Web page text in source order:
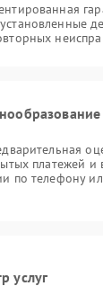
платежей и
по телефону
услуг